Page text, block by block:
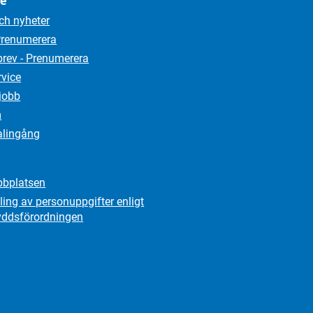
nyheter
- Prenumerera
av personuppgifter enligt